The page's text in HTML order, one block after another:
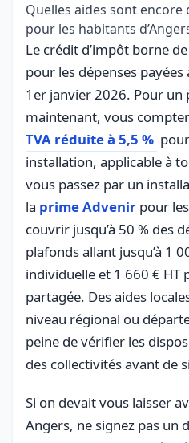
Quelles aides sont encore
pour les habitants
Le crédit d’impôt borne
pour les dépenses
1er janvier 2026. Pour un
maintenant, vous
TVA réduite à 5,5 %
installation, applicable à
vous passez par un
la prime Advenir pour
couvrir jusqu’à 50 % des
plafonds allant jusqu’à 1
individuelle et 1 660 € HT
partagée. Des aides
niveau régional ou
peine de vérifier les
des collectivités avant de
Si on devait vous laisser
Angers, ne signez pas un